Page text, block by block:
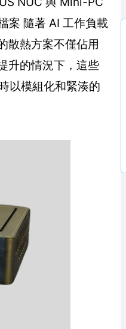
案 隨著 AI 工作負載
散熱方案不僅佔用
升的情況下，這些
以模組化和緊湊的